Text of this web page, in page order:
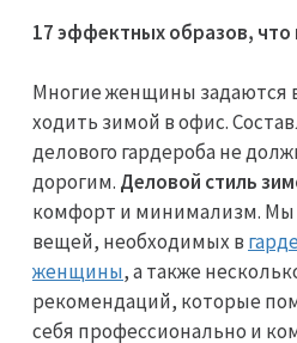
17 эффектных образов, что
Многие женщины задаются
ходить зимой в офис.
делового гардероба не
дорогим. Деловой стиль
комфорт и минимализм. Мы
вещей, необходимых в
женщины, а также
рекомендаций, которые
себя профессионально и